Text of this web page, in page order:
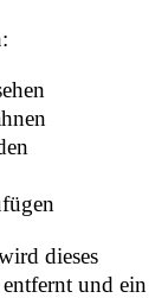
dieses
und ein